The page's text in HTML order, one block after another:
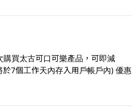
買太古可口可樂產品，可即減
7個工作天內存入用戶帳戶內) 優惠